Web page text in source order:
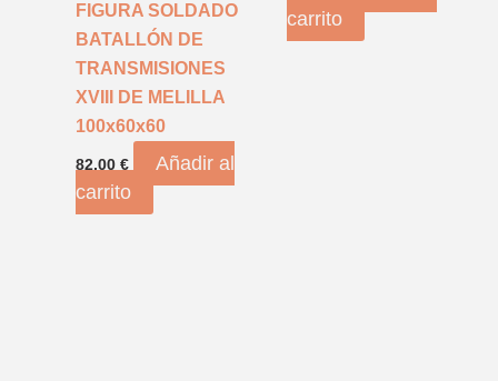
FIGURA SOLDADO
BATALLÓN DE
TRANSMISIONES
XVIII DE MELILLA
100x60x60
82,00 €
Añadir al
carrito
carrito